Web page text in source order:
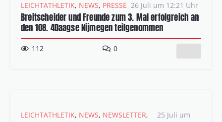
LEICHTATHLETIK, NEWS, PRESSE 26 Juli um 12:21 Uhr
Breitscheider und Freunde zum 3. Mal erfolgreich an
den 108. 4Daagse Nijmegen teilgenommen
112 0
LEICHTATHLETIK, NEWS, NEWSLETTER,
25 Juli um